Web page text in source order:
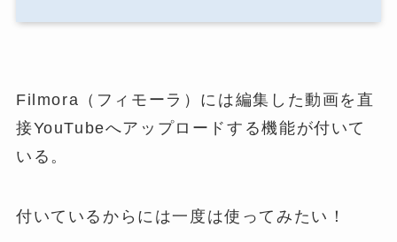
Filmora（フィモーラ）には編集した動画を直
接YouTubeへアップロードする機能が付いて
いる。
付いているからには一度は使ってみたい！